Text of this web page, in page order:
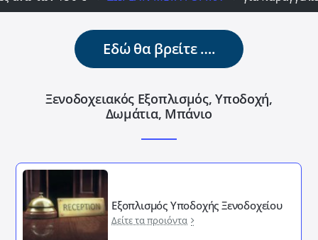
Εδώ θα βρείτε ….
Ξενοδοχειακός Εξοπλισμός, Υποδοχή,
Δωμάτια, Μπάνιο
Εξοπλισμός Υποδοχής Ξενοδοχείου
Δείτε τα προιόντα